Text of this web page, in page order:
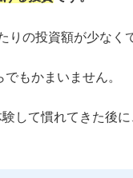
りの投資額が少なく
もかまいません。
して慣れてきた後